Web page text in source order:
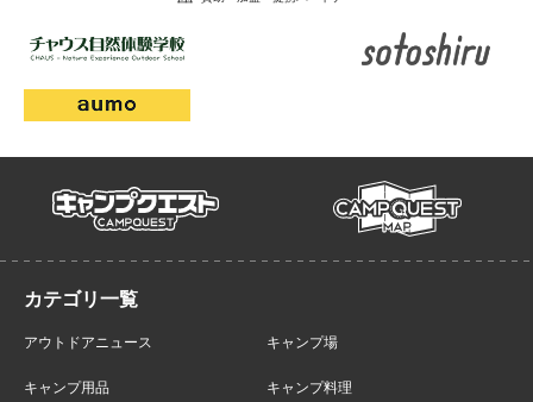
campquest campmap
アウトドアニュース キャンプ場
キャンプ用品 キャンプ料理